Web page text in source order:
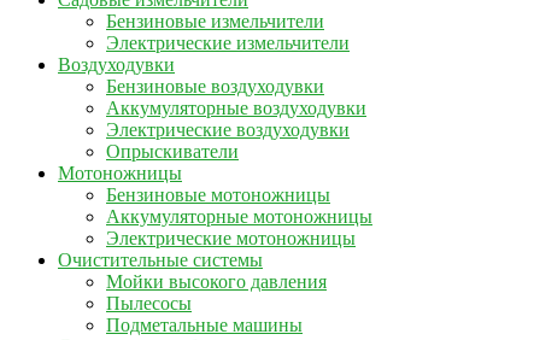
Бензиновые измельчители
Электрические измельчители
Воздуходувки
Бензиновые воздуходувки
Аккумуляторные воздуходувки
Электрические воздуходувки
Опрыскиватели
Мотоножницы
Бензиновые мотоножницы
Аккумуляторные мотоножницы
Электрические мотоножницы
Очистительные системы
Мойки высокого давления
Пылесосы
Подметальные машины